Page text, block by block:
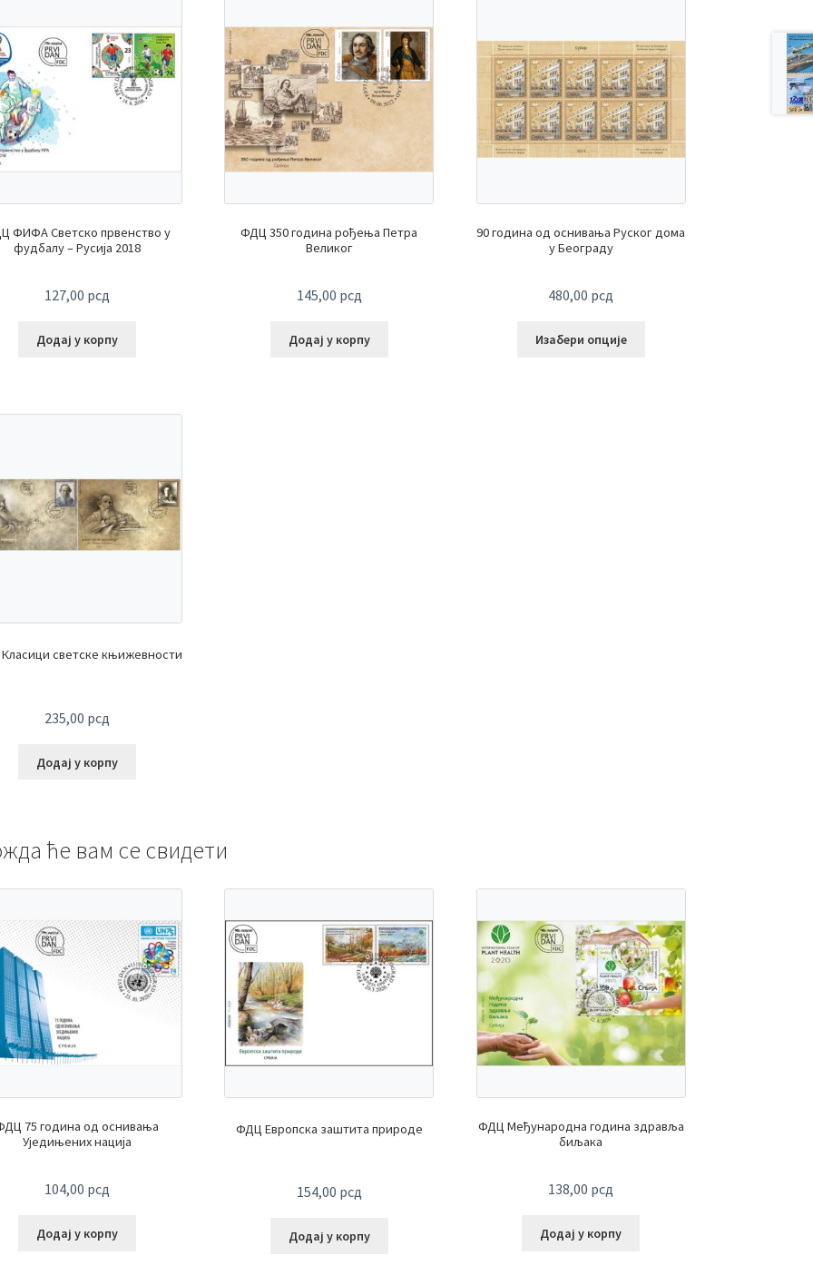
ФИФА Светско првенство у
фудбалу – Русија 2018
127,00 рсд
Додај у корпу
ФДЦ 350 година рођења Петра
Великог
145,00 рсд
Додај у корпу
90 година од оснивања Руског дома
у Београду
480,00 рсд
Изабери опције
светске књижевности
235,00 рсд
Додај у корпу
ће вам се свидети
75 година од оснивања
Уједињених нација
104,00 рсд
Додај у корпу
ФДЦ Европска заштита природе
154,00 рсд
Додај у корпу
ФДЦ Међународна година здравља
биљака
138,00 рсд
Додај у корпу